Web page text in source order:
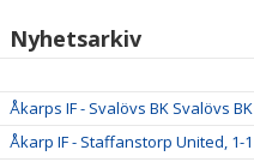
Nyhetsarkiv
Åkarps IF - Svalövs BK Svalövs BK
Åkarp IF - Staffanstorp United, 1-1